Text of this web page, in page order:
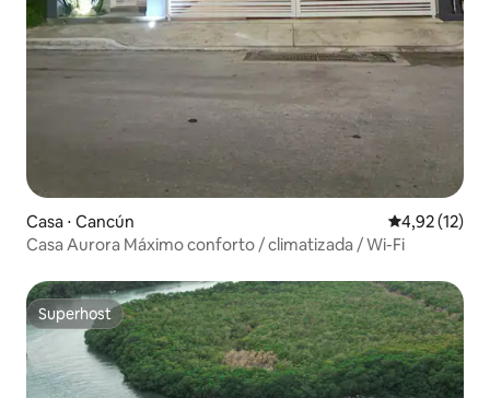
Casa ⋅ Cancún 4,92 de uma
4,92 (12)
Casa Aurora Máximo conforto / climatizada / Wi-Fi
Superhost
Superhost